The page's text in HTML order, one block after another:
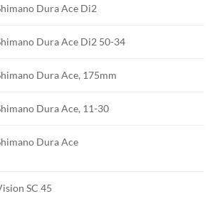
Dura Ace Di2
Dura Ace Di2 50-34
Dura Ace, 175mm
Dura Ace, 11-30
Dura Ace
SC 45